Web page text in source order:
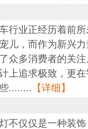
业正经历着前所
儿，而作为新兴
众多消费者的关
上追求极致，更
........ 【详细】
仅仅是一种装饰